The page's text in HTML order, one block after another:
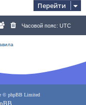
Перейти
Часовой пояс: UTC
© phpBB Limited